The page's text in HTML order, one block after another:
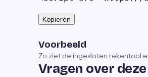
Kopiëren
Voorbeeld
Zo ziet de ingesloten rekentool
Vragen over